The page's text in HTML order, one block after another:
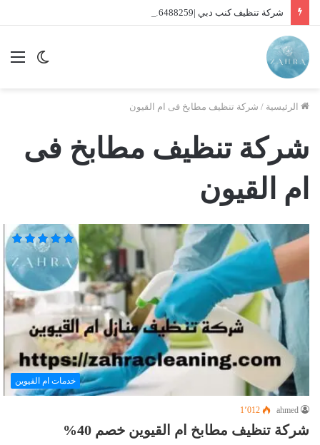
شركة تنظيف كنب دبي |01016488259| للايجار
الوضع
الرئيسية / شركة تنظيف مطابخ فى ام القيون
شركة تنظيف مطابخ فى
ام القيون
خدمات ام القيوين
ahmed 1٬012
شركة تنظيف مطابخ ام القيوين خصم 40%